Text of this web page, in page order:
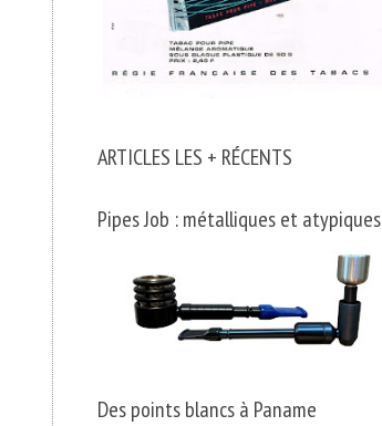
ARTICLES LES + RÉCENTS
Pipes Job : métalliques et atypiques
Des points blancs à Paname